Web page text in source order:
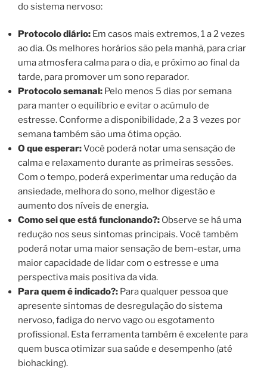
do sistema nervoso:
Protocolo diário: Em casos mais extremos, 1 a 2 vezes
ao dia. Os melhores horários são pela manhã, para criar
uma atmosfera calma para o dia, e próximo ao final da
tarde, para promover um sono reparador.
Protocolo semanal: Pelo menos 5 dias por semana
para manter o equilíbrio e evitar o acúmulo de
estresse. Conforme a disponibilidade, 2 a 3 vezes por
semana também são uma ótima opção.
O que esperar:Você poderá notar uma sensação de
calma e relaxamento durante as primeiras sessões.
Com o tempo, poderá experimentar uma redução da
ansiedade, melhora do sono, melhor digestão e
aumento dos níveis de energia.
Como sei que está funcionando?: Observe se há uma
redução nos seus sintomas principais. Você também
poderá notar uma maior sensação de bem-estar, uma
maior capacidade de lidar com o estresse e uma
perspectiva mais positiva da vida.
Para quem é indicado?: Para qualquer pessoa que
apresente sintomas de desregulação do sistema
nervoso, fadiga do nervo vago ou esgotamento
profissional. Esta ferramenta também é excelente para
quem busca otimizar sua saúde e desempenho (até
biohacking).